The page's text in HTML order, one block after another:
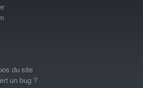
du site
un bug ?